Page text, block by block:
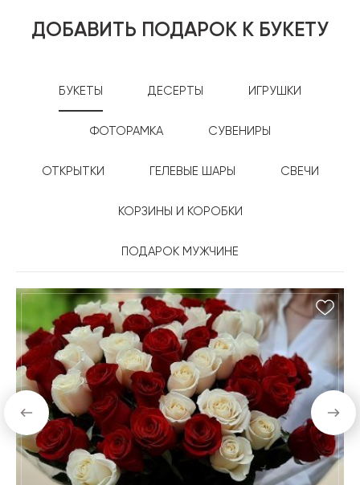
ДОБАВИТЬ ПОДАРОК К БУКЕТУ
БУКЕТЫ ДЕСЕРТЫ ИГРУШКИ
ФОТОРАМКА СУВЕНИРЫ
ОТКРЫТКИ ГЕЛЕВЫЕ ШАРЫ СВЕЧИ
КОРЗИНЫ И КОРОБКИ
ПОДАРОК МУЖЧИНЕ